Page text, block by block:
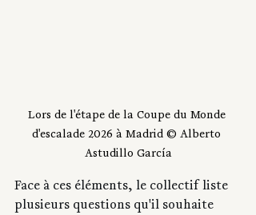
Lors de l'étape de la Coupe du Monde
d'escalade 2026 à Madrid © Alberto
Astudillo García
Face à ces éléments, le collectif liste
plusieurs questions qu'il souhaite